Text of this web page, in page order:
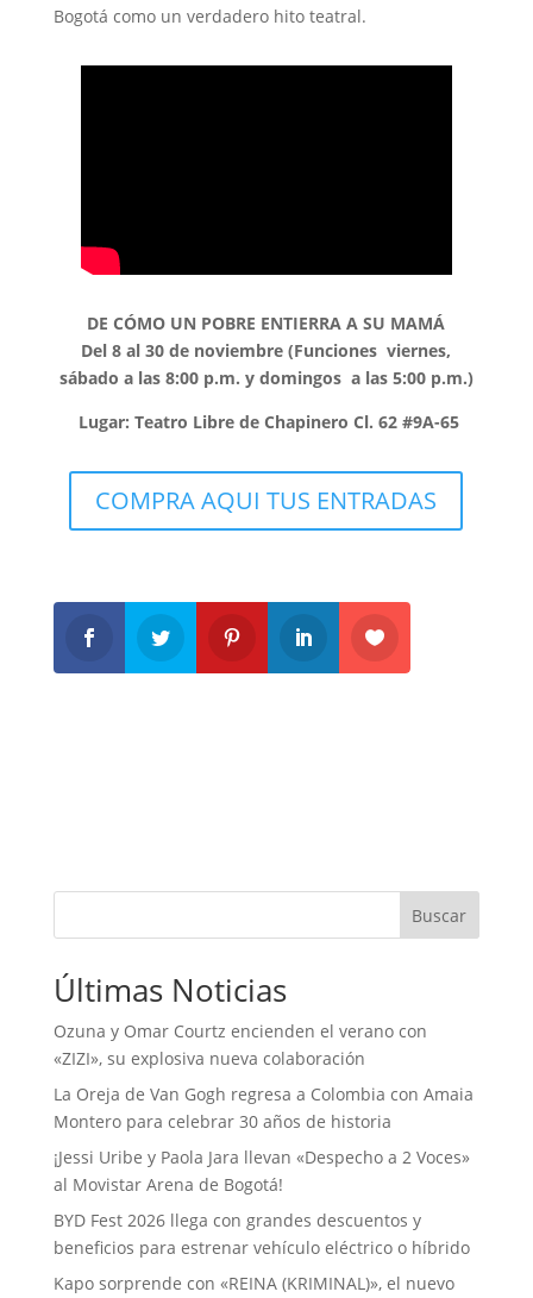
Bogotá como un verdadero hito teatral.
DE CÓMO UN POBRE ENTIERRA A SU MAMÁ
Del 8 al 30 de noviembre (Funciones viernes,
sábado a las 8:00 p.m. y domingos a las 5:00 p.m.)
Lugar: Teatro Libre de Chapinero Cl. 62 #9A-65
COMPRA AQUI TUS ENTRADAS
Buscar
Últimas Noticias
Ozuna y Omar Courtz encienden el verano con
«ZIZI», su explosiva nueva colaboración
La Oreja de Van Gogh regresa a Colombia con Amaia
Montero para celebrar 30 años de historia
¡Jessi Uribe y Paola Jara llevan «Despecho a 2 Voces»
al Movistar Arena de Bogotá!
BYD Fest 2026 llega con grandes descuentos y
beneficios para estrenar vehículo eléctrico o híbrido
Kapo sorprende con «REINA (KRIMINAL)», el nuevo